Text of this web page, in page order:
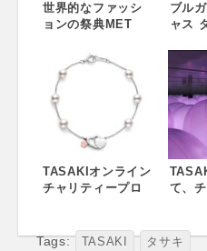
クシ
世界的なファッシ
ョンの祭典MET
TASAKIと同社クリ
エイティブ ディレ
クター Prabal
Gurungが世界各国
のセレブリティと
ブル
ャス
TASAKIオンライン
チャリティープロ
JAPAN 2018 for
て、
ー
Tags: TASAKI タサキ